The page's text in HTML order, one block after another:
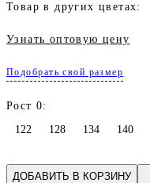
Товар в других цветах:
Узнать оптовую цену
Подобрать свой размер
Рост 0:
122
128 134 140
ДОБАВИТЬ В КОРЗИНУ